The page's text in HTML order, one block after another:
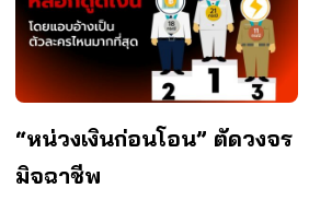
“หน่วงเงินก่อนโอน” ตัดวงจร
มิจฉาชีพ